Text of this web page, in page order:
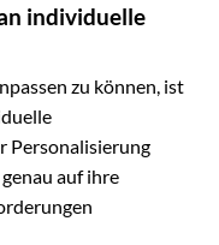
individuelle
zu können, ist
Personalisierung
auf ihre